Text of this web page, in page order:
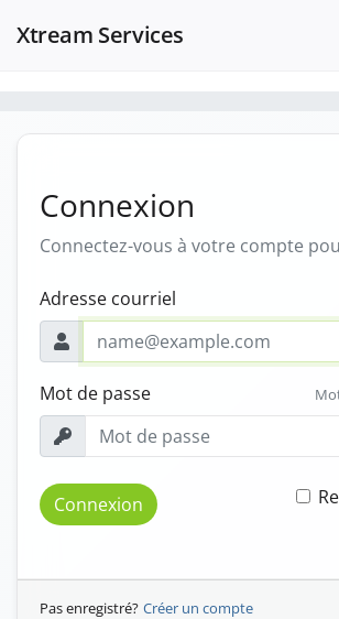
Xtream Services
Connexion
Connectez-vous à votre compte
Adresse courriel
Mot de passe
Connexion
Pas enregistré? Créer un compte